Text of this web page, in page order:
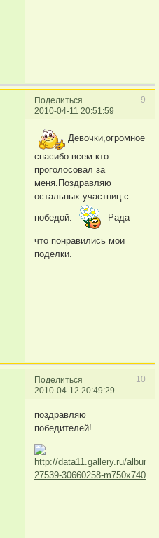
Поделиться
9
2010-04-11 20:51:59
Девочки,огромное
спасибо всем кто
проголосовал за
меня.Поздравляю
остальных участниц с
победой. Рада
что понравились мои
поделки.
Поделиться
10
2010-04-12 20:49:29
поздравляю
победителей!..